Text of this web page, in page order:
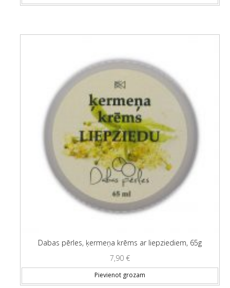
Dabas pērles, ķermeņa krēms ar liepziediem, 65g
7,90 €
Pievienot grozam